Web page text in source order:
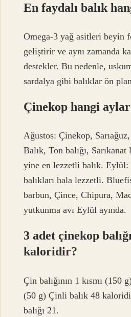
En faydalı balık
Omega-3 yağ asitleri beyin
geliştirir ve aynı zamanda
destekler. Bu nedenle,
sardalya gibi balıklar ön
Çinekop hangi
Ağustos: Çinekop,
Balık, Ton balığı,
yine en lezzetli balık. Eylül:
balıkları hala lezzetli.
barbun, Çince, Chipura,
yutkunma avı Eylül ayında.
3 adet çinekop
kaloridir?
Çin balığının 1 kısmı (150
(50 g) Çinli balık 48
balığı 21.